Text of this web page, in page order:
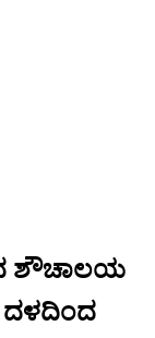
ಶೌಚಾಲಯ
ದಳದಿಂದ